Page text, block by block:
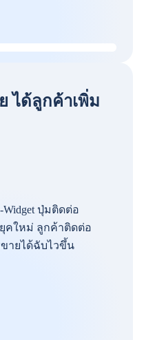
ได้ลูกค้าเพิ่ม
ปุ่มติดต่อ
คใหม่ ลูกค้าติดต่อ
ายได้ฉับไวขึ้น